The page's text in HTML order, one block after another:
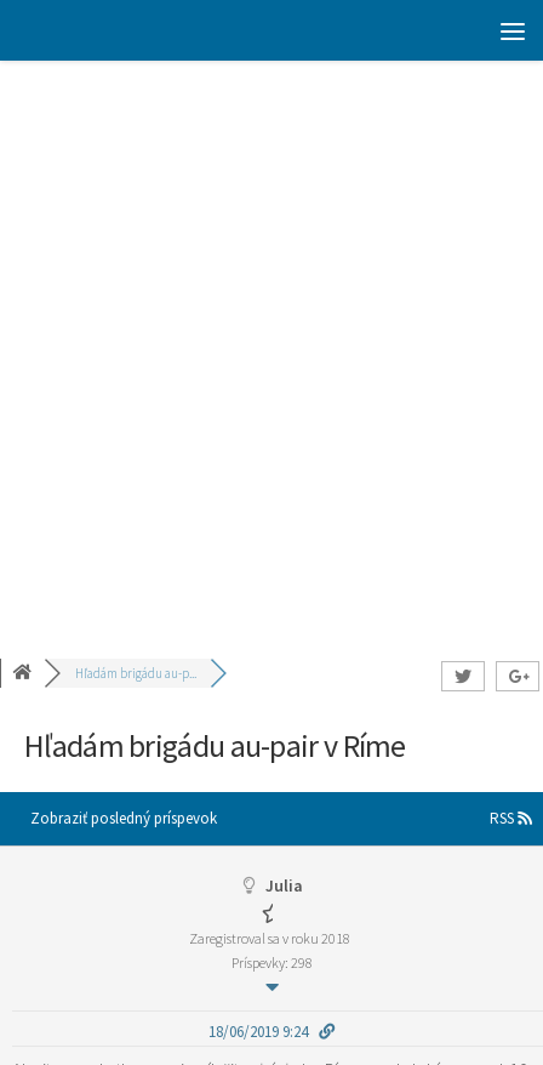
Hľadám brigádu au-p...
Hľadám brigádu au-pair v Ríme
Zobraziť posledný príspevok RSS
Julia
Zaregistroval sa v roku 2018
Príspevky: 298
18/06/2019 9:24